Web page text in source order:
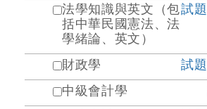
法學知識與英文（包
括中華民國憲法、法
學緒論、英文）
試題
財政學 試題
中級會計學